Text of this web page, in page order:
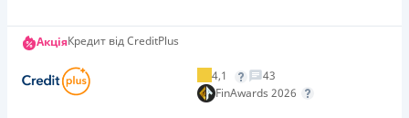
Акція: «Кешбек за друга»
Коли друг реєструється та отримує перший кредит
(від 1000 грн), клієнт автоматично отримує 400 грн
АкціяКредит від CreditPlus
4,1
43
FinAwards 2026